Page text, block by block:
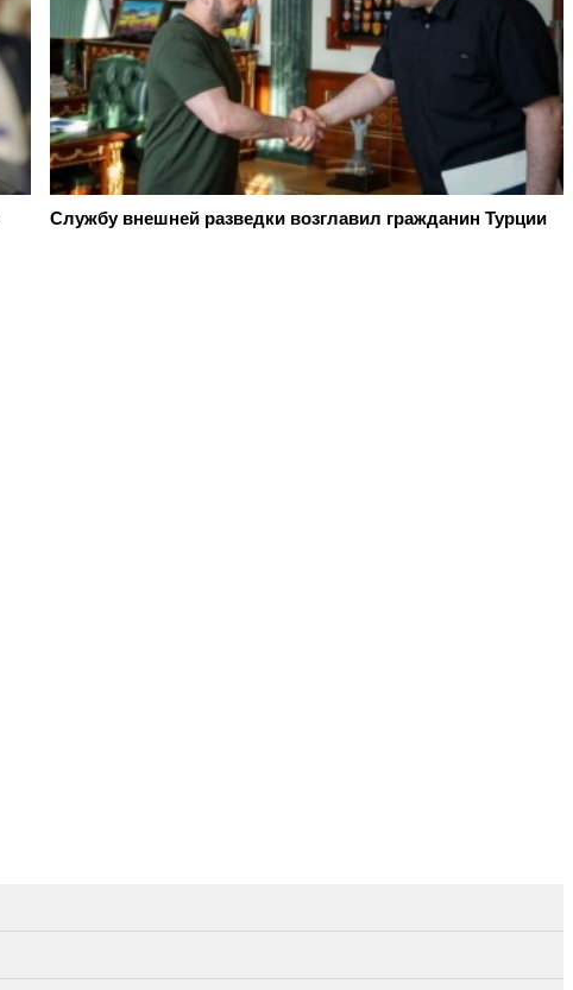
Службу внешней разведки возглавил гражданин Турции